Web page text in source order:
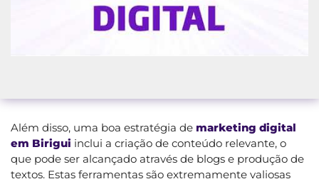
Além disso, uma boa estratégia de marketing digital
em Birigui inclui a criação de conteúdo relevante, o
que pode ser alcançado através de blogs e produção de
textos. Estas ferramentas são extremamente valiosas